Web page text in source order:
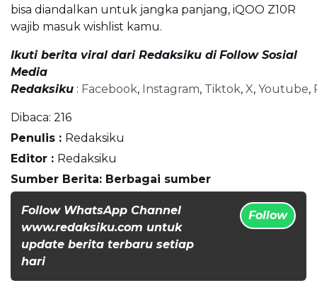
bisa diandalkan untuk jangka panjang, iQOO Z10R
wajib masuk wishlist kamu.
Ikuti berita viral dari Redaksiku di Follow Sosial
Media
Redaksiku : Facebook, Instagram, Tiktok, X, Youtube,
Dibaca: 216
Penulis : Redaksiku
Editor : Redaksiku
Sumber Berita: Berbagai sumber
Follow WhatsApp Channel
www.redaksiku.com untuk
update berita terbaru setiap
hari
Follow